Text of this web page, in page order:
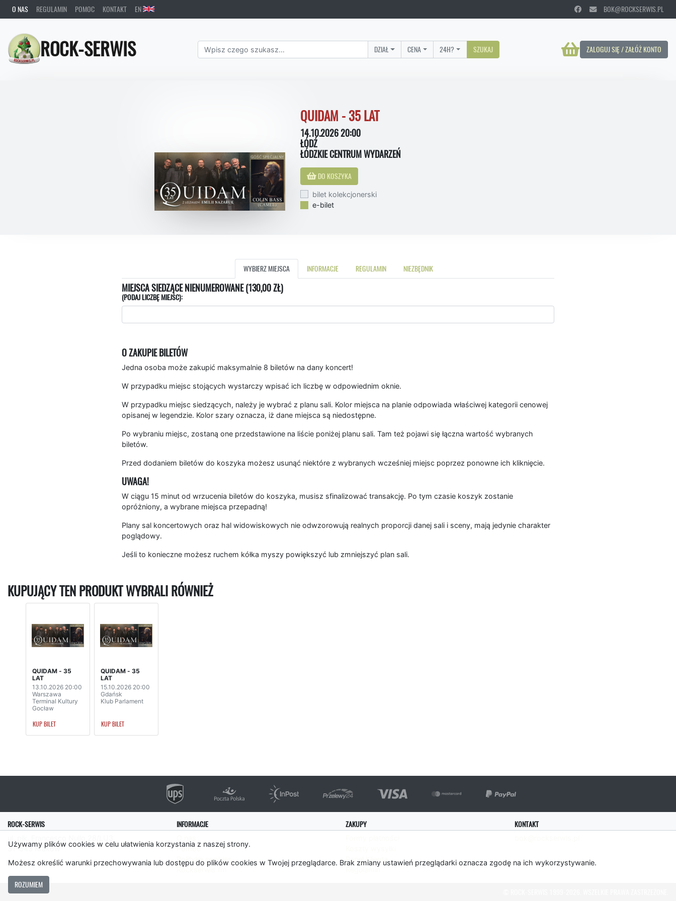
Używamy plików cookies w celu ułatwienia korzystania z naszej strony.
Możesz określić warunki przechowywania lub dostępu do plików cookies w Twojej przeglądarce. Brak zmiany ustawień przeglądarki oznacza zgodę na ich wykorzystywanie.
ROZUMIEM
O NAS REGULAMIN POMOC KONTAKT EN BOK@ROCKSERWIS.PL
ROCK-SERWIS ZALOGUJ SIĘ / ZAŁÓŻ KONTO
DZIAŁ CENA 24H? SZUKAJ
QUIDAM - 35 LAT
14.10.2026 20:00
ŁÓDŹ
ŁÓDZKIE CENTRUM WYDARZEŃ
DO KOSZYKA
bilet kolekcjonerski
e-bilet
WYBIERZ MIEJSCA INFORMACJE REGULAMIN NIEZBĘDNIK
MIEJSCA SIEDZĄCE NIENUMEROWANE (130,00 ZŁ)
(PODAJ LICZBĘ MIEJSC):
O ZAKUPIE BILETÓW
Jedna osoba może zakupić maksymalnie 8 biletów na dany koncert!
W przypadku miejsc stojących wystarczy wpisać ich liczbę w odpowiednim oknie.
W przypadku miejsc siedzących, należy je wybrać z planu sali. Kolor miejsca na planie odpowiada właściwej kategorii cenowej
opisanej w legendzie. Kolor szary oznacza, iż dane miejsca są niedostępne.
Po wybraniu miejsc, zostaną one przedstawione na liście poniżej planu sali. Tam też pojawi się łączna wartość wybranych
biletów.
Przed dodaniem biletów do koszyka możesz usunąć niektóre z wybranych wcześniej miejsc poprzez ponowne ich kliknięcie.
UWAGA!
W ciągu 15 minut od wrzucenia biletów do koszyka, musisz sfinalizować transakcję. Po tym czasie koszyk zostanie
opróżniony, a wybrane miejsca przepadną!
Plany sal koncertowych oraz hal widowiskowych nie odwzorowują realnych proporcji danej sali i sceny, mają jedynie charakter
poglądowy.
Jeśli to konieczne możesz ruchem kółka myszy powiększyć lub zmniejszyć plan sali.
KUPUJĄCY TEN PRODUKT WYBRALI RÓWNIEŻ
QUIDAM - 35
LAT
13.10.2026 20:00
Warszawa
Terminal Kultury
Gocław
KUP BILET
QUIDAM - 35
LAT
15.10.2026 20:00
Gdańsk
Klub Parlament
KUP BILET
ROCK-SERWIS
31-543 Kraków
INFORMACJE
Pomoc
Polityka cookies
ZAKUPY
Panel Klienta
KONTAKT